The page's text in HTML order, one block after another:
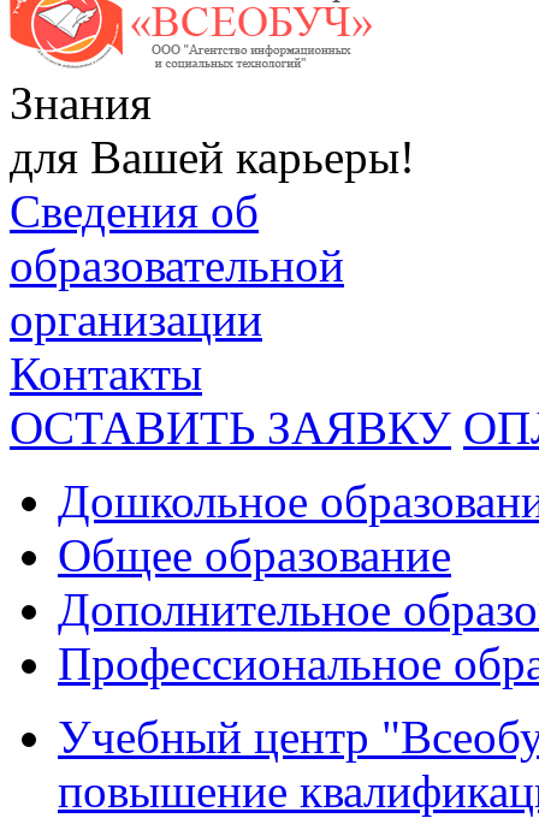
Знания
для Вашей карьеры!
Сведения об
образовательной
организации
Контакты
ОСТАВИТЬ ЗАЯВКУ
Дошкольное
Общее образование
Дополнительное
Профессиональное
Учебный центр
повышение